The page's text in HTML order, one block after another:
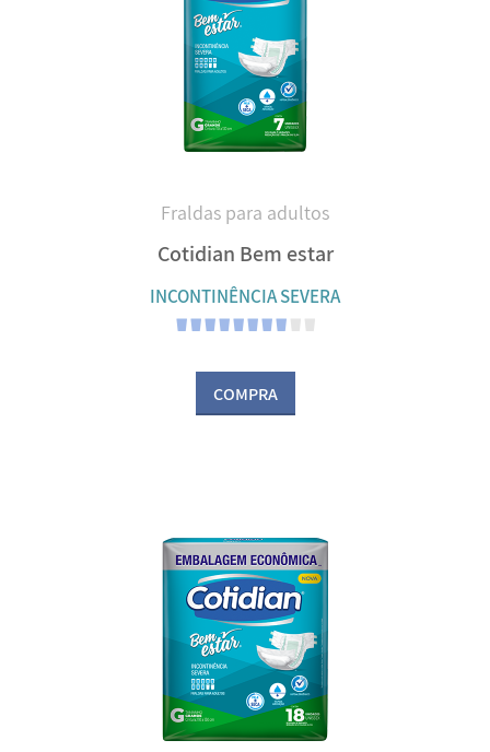
Fraldas para adultos
Cotidian Bem estar
INCONTINÊNCIA SEVERA
COMPRA